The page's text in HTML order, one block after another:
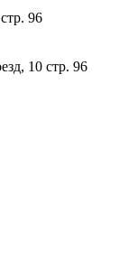
96
10 стр. 96